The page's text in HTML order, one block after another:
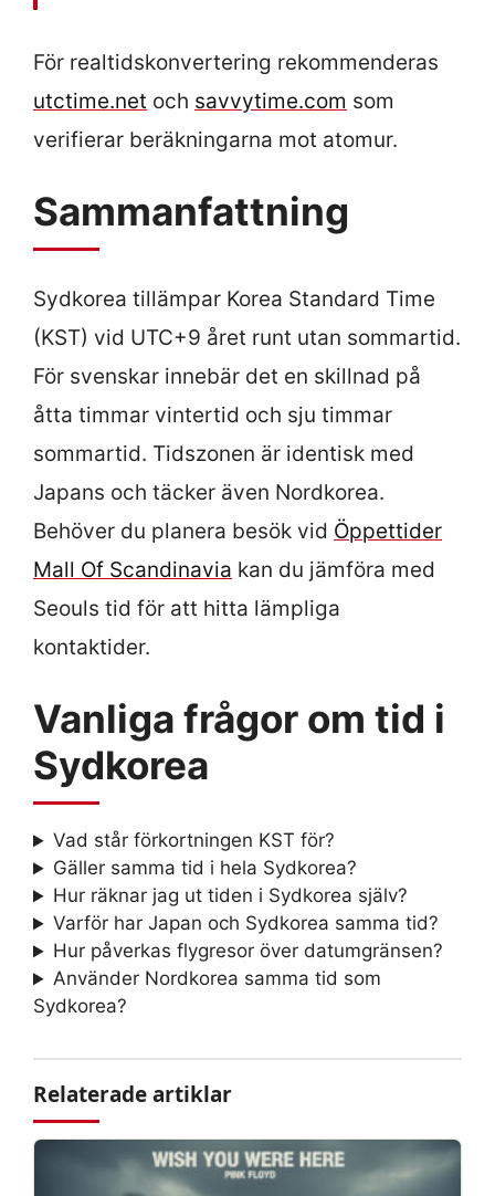
För realtidskonvertering rekommenderas
utctime.net och savvytime.com som
verifierar beräkningarna mot atomur.
Sammanfattning
Sydkorea tillämpar Korea Standard Time
(KST) vid UTC+9 året runt utan sommartid.
För svenskar innebär det en skillnad på
åtta timmar vintertid och sju timmar
sommartid. Tidszonen är identisk med
Japans och täcker även Nordkorea.
Behöver du planera besök vid Öppettider
Mall Of Scandinavia kan du jämföra med
Seouls tid för att hitta lämpliga
kontaktider.
Vanliga frågor om tid i
Sydkorea
Vad står förkortningen KST för?
Gäller samma tid i hela Sydkorea?
Hur räknar jag ut tiden i Sydkorea själv?
Varför har Japan och Sydkorea samma tid?
Hur påverkas flygresor över datumgränsen?
Använder Nordkorea samma tid som
Sydkorea?
Relaterade artiklar